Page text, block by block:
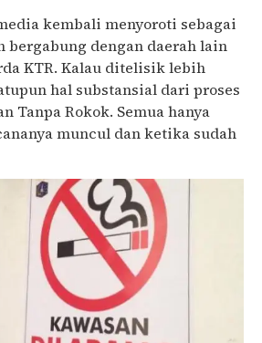
kembali menyoroti sebagai
bergabung dengan daerah lain
KTR. Kalau ditelisik lebih
hal substansial dari proses
Tanpa Rokok. Semua hanya
muncul dan ketika sudah